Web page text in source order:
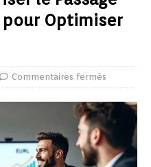
pour Optimiser
Commentaires fermés